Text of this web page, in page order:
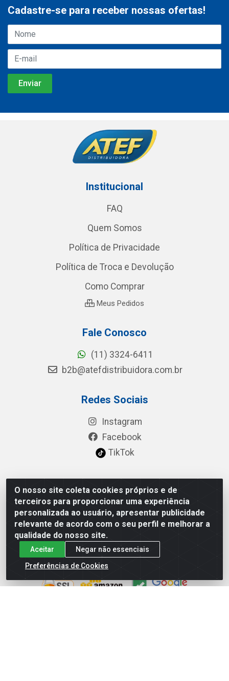
O nosso site coleta cookies próprios e de
terceiros para proporcionar uma experiência
personalizada ao usuário, apresentar publicidade
relevante de acordo com o seu perfil e melhorar a
qualidade do nosso site.
Aceitar
Negar não essenciais
Preferências de Cookies
Cadastre-se para receber nossas ofertas!
Institucional
FAQ
Quem Somos
Política de Privacidade
Política de Troca e Devolução
Como Comprar
Meus Pedidos
Fale Conosco
(11) 3324-6411
b2b@atefdistribuidora.com.br
Redes Sociais
Instagram
Facebook
TikTok
Baixe já nosso APP
Site Seguro